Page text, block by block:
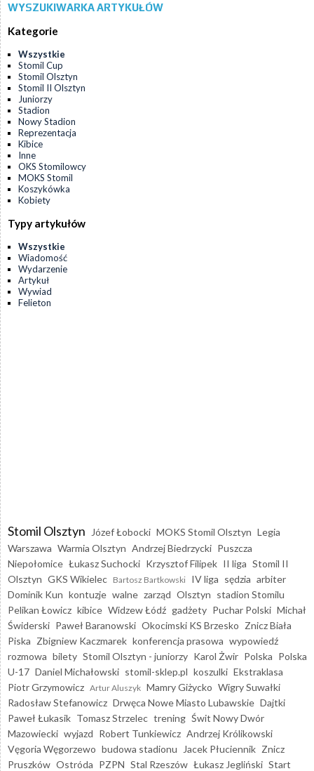
WYSZUKIWARKA ARTYKUŁÓW
Kategorie
Wszystkie
Stomil Cup
Stomil Olsztyn
Stomil II Olsztyn
Juniorzy
Stadion
Nowy Stadion
Reprezentacja
Kibice
Inne
OKS Stomilowcy
MOKS Stomil
Koszykówka
Kobiety
Typy artykułów
Wszystkie
Wiadomość
Wydarzenie
Artykuł
Wywiad
Felieton
Stomil Olsztyn Józef Łobocki MOKS Stomil Olsztyn Legia
Warszawa Warmia Olsztyn Andrzej Biedrzycki Puszcza
Niepołomice Łukasz Suchocki Krzysztof Filipek II liga Stomil II
Olsztyn GKS Wikielec Bartosz Bartkowski IV liga sędzia arbiter
Dominik Kun kontuzje walne zarząd Olsztyn stadion Stomilu
Pelikan Łowicz kibice Widzew Łódź gadżety Puchar Polski Michał
Świderski Paweł Baranowski Okocimski KS Brzesko Znicz Biała
Piska Zbigniew Kaczmarek konferencja prasowa wypowiedź
rozmowa bilety Stomil Olsztyn - juniorzy Karol Żwir Polska Polska
U-17 Daniel Michałowski stomil-sklep.pl koszulki Ekstraklasa
Piotr Grzymowicz Artur Aluszyk Mamry Giżycko Wigry Suwałki
Radosław Stefanowicz Drwęca Nowe Miasto Lubawskie Dajtki
Paweł Łukasik Tomasz Strzelec trening Świt Nowy Dwór
Mazowiecki wyjazd Robert Tunkiewicz Andrzej Królikowski
Vęgoria Węgorzewo budowa stadionu Jacek Płuciennik Znicz
Pruszków Ostróda PZPN Stal Rzeszów Łukasz Jegliński Start